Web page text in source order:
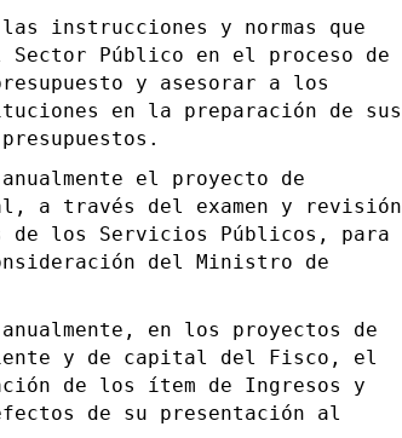
instrucciones y normas que
Público en el proceso de
y asesorar a los
en la preparación de sus
el proyecto de
a través del examen y revisión
de los Servicios Públicos, para
del Ministro de
en los proyectos de
y de capital del Fisco, el
de los ítem de Ingresos y
de su presentación al